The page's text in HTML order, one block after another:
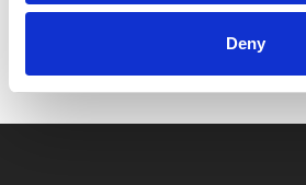
Deny
Δίκλινα Δωμάτια